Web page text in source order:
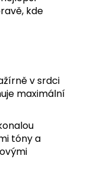
kde
v srdci
maximální
tóny a